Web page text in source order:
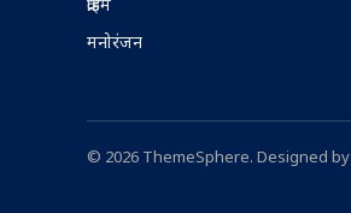
मनोरंजन
© 2026 ThemeSphere. Designed by